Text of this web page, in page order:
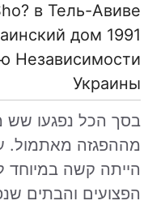
в Тель-Авиве
дом 1991
Независимости
Украины
בסך הכל נפגעו שש
מההפגזה מאתמול.
הייתה קשה
הפצועים והבתים